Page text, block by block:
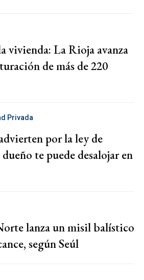
vivienda: La Rioja avanza
de más de 220
Privada
por la ley de
te puede desalojar en
lanza un misil balístico
según Seúl